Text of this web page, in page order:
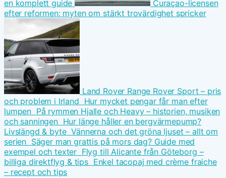
en komplett guide
Curaçao-licensen
efter reformen: myten om stärkt trovärdighet spricker
Land Rover Range Rover Sport – pris
och problem i Irland Hur mycket pengar får man efter
lumpen På rymmen Hjalle och Heavy – historien, musiken
och sanningen Hur länge håller en bergvärmepump?
Livslängd & byte Vännerna och det gröna ljuset – allt om
serien Säger man grattis på mors dag? Guide med
exempel och texter Flyg till Alicante från Göteborg –
billiga direktflyg & tips Enkel tacopaj med crème fraiche
– recept och tips